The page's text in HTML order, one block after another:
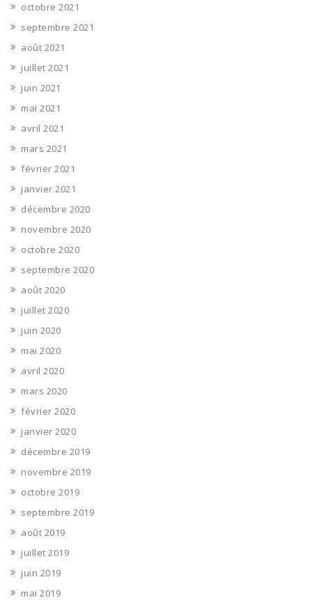
octobre 2021
septembre 2021
août 2021
juillet 2021
juin 2021
mai 2021
avril 2021
mars 2021
février 2021
janvier 2021
décembre 2020
novembre 2020
octobre 2020
septembre 2020
août 2020
juillet 2020
juin 2020
mai 2020
avril 2020
mars 2020
février 2020
janvier 2020
décembre 2019
novembre 2019
octobre 2019
septembre 2019
août 2019
juillet 2019
juin 2019
mai 2019